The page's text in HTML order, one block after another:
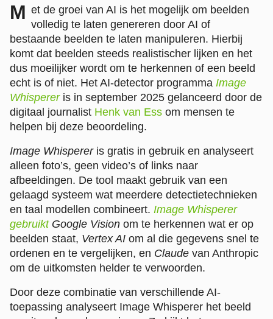
M et de groei van AI is het mogelijk om beelden
volledig te laten genereren door AI of
bestaande beelden te laten manipuleren. Hierbij
komt dat beelden steeds realistischer lijken en het
dus moeilijker wordt om te herkennen of een beeld
echt is of niet. Het AI-detector programma Image
Whispereris in september 2025 gelanceerd door de
digitaal journalist Henk van Ess om mensen te
helpen bij deze beoordeling.
Image Whispereris gratis in gebruik en analyseert
alleen foto’s, geen video’s of links naar
afbeeldingen. De tool maakt gebruik van een
gelaagd systeem wat meerdere detectietechnieken
en taal modellen combineert. Image Whisperer
gebruikt Google Vision om te herkennen wat er op
beelden staat, Vertex AI om al die gegevens snel te
ordenen en te vergelijken, en Claude van Anthropic
om de uitkomsten helder te verwoorden.
Door deze combinatie van verschillende AI-
toepassing analyseert Image Whisperer het beeld